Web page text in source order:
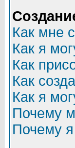
Как мне
Как я
Как
Как
Как я
Почему
Почему я